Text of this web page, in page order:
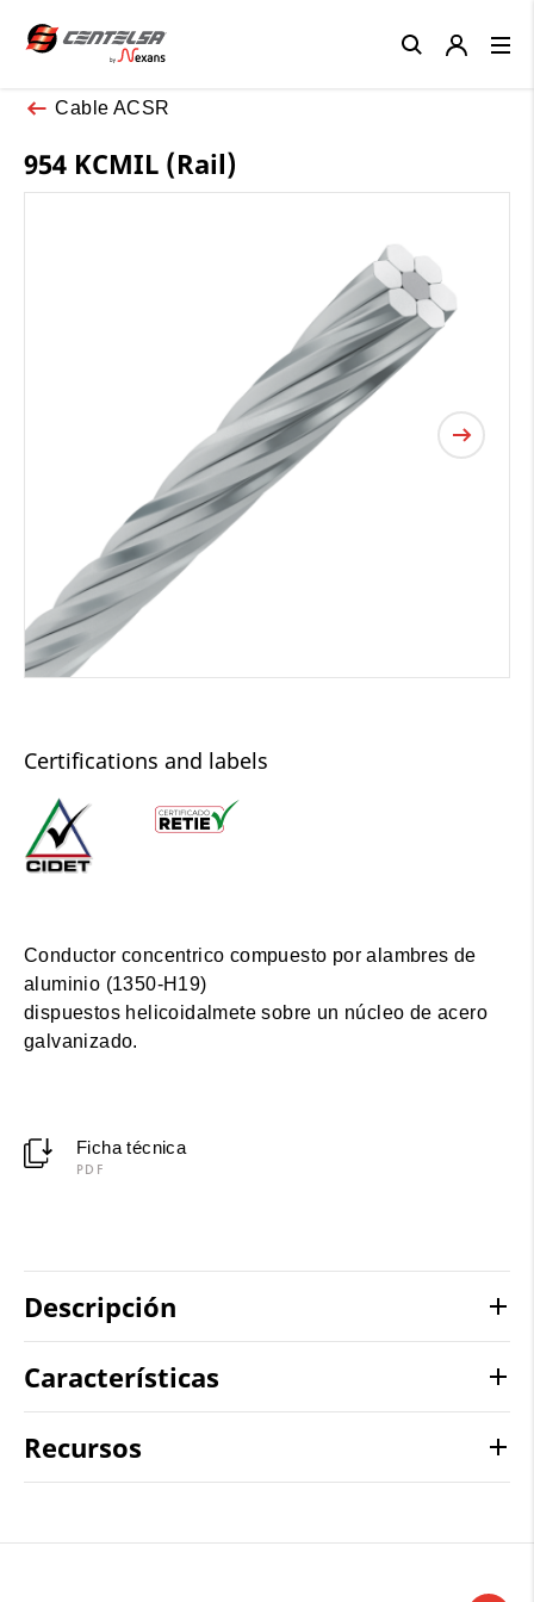
Cable ACSR
954 KCMIL (Rail)
Certifications and labels
Conductor concentrico compuesto por alambres de
aluminio (1350-H19)
dispuestos helicoidalmete sobre un núcleo de acero
galvanizado.
Ficha técnica
PDF
Descripción
Características
Recursos
Close